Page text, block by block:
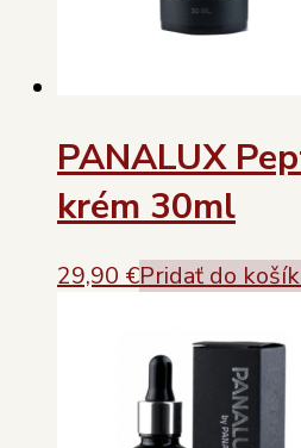
PANALUX
krém 30ml
29,90€Pridať do